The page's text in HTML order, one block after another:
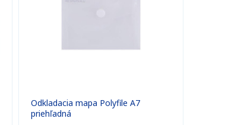
Odkladacia mapa Polyfile A7
priehľadná